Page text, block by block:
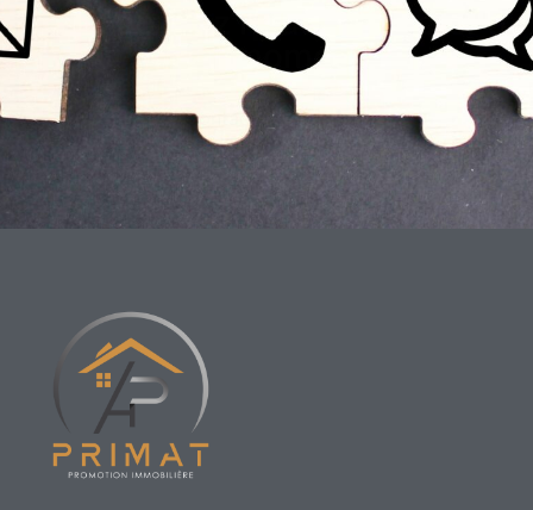
Vous pouvez nous contacter à
tout moment.
Contactez-nous